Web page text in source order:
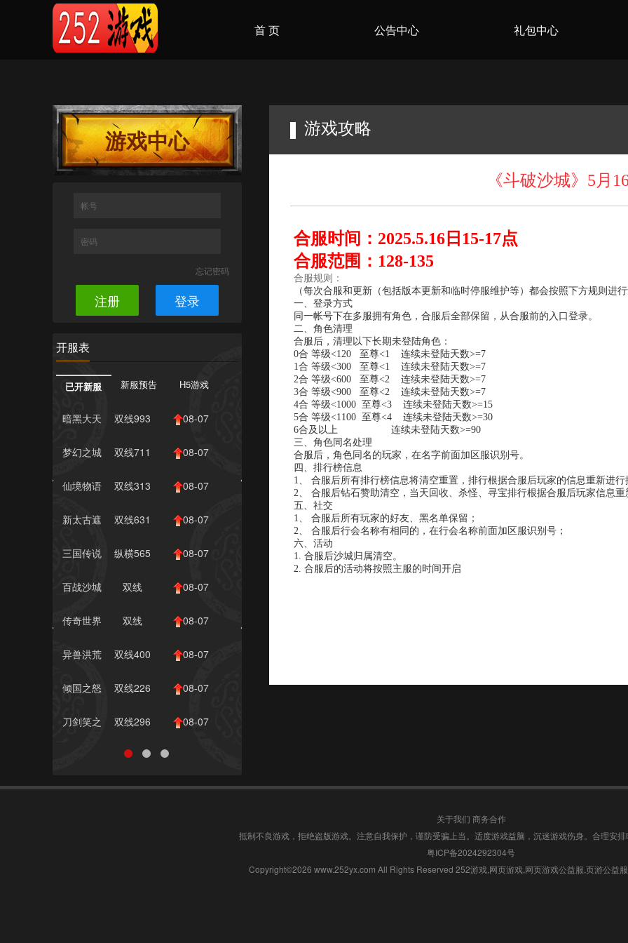
首 页 公告中心 礼包中心
游戏中心
帐号
密码
忘记密码
注册 登录
开服表
已开新服 新服预告 H5游戏
暗黑大天
双线993
08-07
梦幻之城
双线711
08-07
仙境物语
双线313
08-07
新太古遮
双线631
08-07
三国传说
纵横565
08-07
百战沙城
双线
08-07
传奇世界
双线
08-07
异兽洪荒
双线400
08-07
倾国之怒
双线226
08-07
刀剑笑之
双线296
服
08-07
游戏攻略
《斗破沙城》5月
合服时间：2025.5.16日15-17点
合服范围：128-135
合服规则：
（每次合服和更新（包括版本更新和临时停服维护等）都会按照下方规则进行
一、登录方式
同一帐号下在多服拥有角色，合服后全部保留，从合服前的入口登录。
二、角色清理
合服后，清理以下长期未登陆角色：
0合 等级<120 至尊<1 连续未登陆天数>=7
1合 等级<300 至尊<1 连续未登陆天数>=7
2合 等级<600 至尊<2 连续未登陆天数>=7
3合 等级<900 至尊<2 连续未登陆天数>=7
4合 等级<1000 至尊<3 连续未登陆天数>=15
5合 等级<1100 至尊<4 连续未登陆天数>=30
6合及以上 连续未登陆天数>=90
三、角色同名处理
合服后，角色同名的玩家，在名字前面加区服识别号。
四、排行榜信息
1、 合服后所有排行榜信息将清空重置，排行根据合服后玩家的信息重新进行
2、 合服后钻石赞助清空，当天回收、杀怪、寻宝排行根据合服后玩家信息重
五、社交
1、 合服后所有玩家的好友、黑名单保留；
2、 合服后行会名称有相同的，在行会名称前面加区服识别号；
六、活动
1. 合服后沙城归属清空。
2. 合服后的活动将按照主服的时间开启
关于我们 商务合作
抵制不良游戏，拒绝盗版游戏。注意自我保护，谨防受骗上当。适度游戏益脑，沉迷游戏伤身。合理安排
粤ICP备2024292304号
Copyright©2026 www.252yx.com All Rights Reserved 252游戏,网页游戏,网页游戏公益服,页游公益